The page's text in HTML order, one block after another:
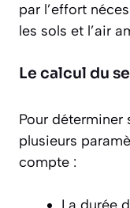
par l’effort
les sols et l’air
Le calcul du
Pour déterminer
plusieurs
compte :